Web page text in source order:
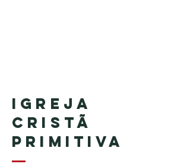
Igreja
Cristã
Primitiva